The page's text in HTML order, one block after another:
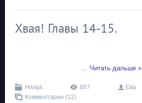
Хвая! Главы 14-15.
... Читать дальше »
Hwaja 887 Ева
Комментарии (12)